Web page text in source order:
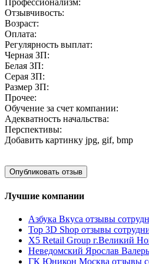
Профессионализм:
Отзывчивость:
Возраст:
Оплата:
Регулярность выплат:
Черная ЗП:
Белая ЗП:
Серая ЗП:
Размер ЗП:
Прочее:
Обучение за счет компании:
Адекватность начальства:
Перспективы:
Добавить картинку jpg, gif, bmp
Лучшие компании
Азбука Вкуса отзывы
Top 3D Shop отзывы
X5 Retail Group г.Великий
Неведомский Ярослав
ГК Юникон Москва отзывы